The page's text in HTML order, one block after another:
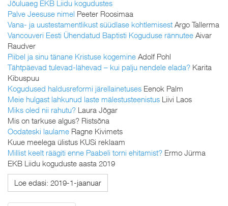
Jõuluaeg EKB Liidu kogudustes
Palve Jeesuse nimel Peeter Roosimaa
Vana- ja uustestamentlikust süüdlase kohtlemisest Argo Tallerma
Vancouveri Eesti Ühendatud Baptisti Koguduse rännutee Aivar
Raudver
Piibel ja sinu tänane Kristuse kogemine Adolf Pohl
Tähtpäevad tulevad-lähevad – kui palju nendele elada? Karita
Kibuspuu
Kogudused haldusreformi järellainetuses Eenok Palm
Meie hulgast lahkunud laste mälestusteenistus Liivi Laos
Miks oled nii rahutu? Laura Jõgar
Mis on tarkuse algus? Ristsõna
Oodateski laulame Ragne Kivimets
Kuue meelega ülistus KUSi reklaam
Millist keelt räägiti enne Paabeli torni ehitamist? Ermo Jürma
EKB Liidu koguduste aasta 2019
Loe edasi: 2019-1-jaanuar